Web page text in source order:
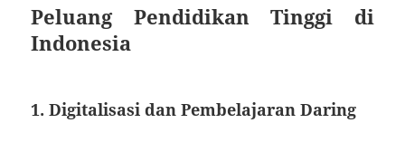
Peluang Pendidikan Tinggi di
Indonesia
1. Digitalisasi dan Pembelajaran Daring